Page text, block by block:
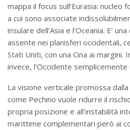
mappa il focus sull’Eurasia: nucleo
a cui sono associate
insulare dell’Asia e l’Oceania. E’
assente nei planisferi occidentali,
Stati Uniti, con una Cina ai margini.
invece, l’Occidente
La visione verticale promossa
come Pechino vuole ridurre il
propria posizione e all’instabilità
marittime complementari però ai